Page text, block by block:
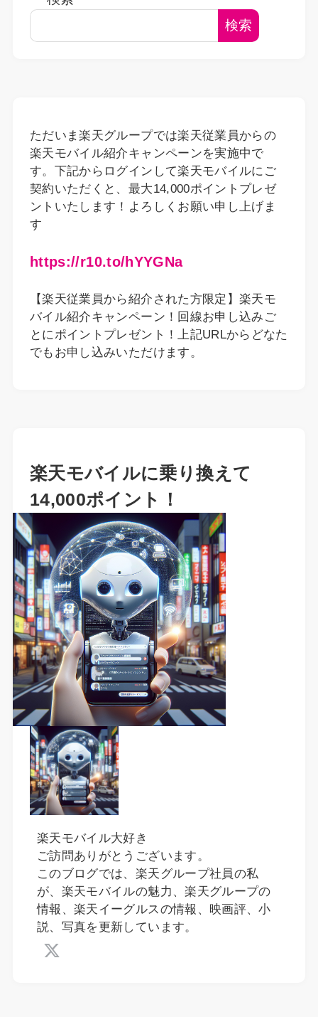
検索
ただいま楽天グループでは楽天従業員からの
楽天モバイル紹介キャンペーンを実施中で
す。下記からログインして楽天モバイルにご
契約いただくと、最大14,000ポイントプレゼ
ントいたします！よろしくお願い申し上げま
す
https://r10.to/hYYGNa
【楽天従業員から紹介された方限定】楽天モ
バイル紹介キャンペーン！回線お申し込みご
とにポイントプレゼント！上記URLからどなた
でもお申し込みいただけます。
楽天モバイルに乗り換えて
14,000ポイント！
楽天モバイル大好き
ご訪問ありがとうございます。
このブログでは、楽天グループ社員の私
が、楽天モバイルの魅力、楽天グループの
情報、楽天イーグルスの情報、映画評、小
説、写真を更新しています。